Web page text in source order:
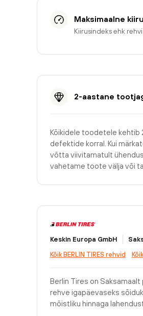
Maksimaalne
Kiirusindeks ehk
2-aastane
Kõikidele toodetele
defektide korral. Kui
võtta viivitamatult
vahetame toote välja või
Keskin Europa GmbH
Kõik BERLIN TIRES rehvid
Berlin Tires on
rehve igapäevaseks
mõistliku hinnaga